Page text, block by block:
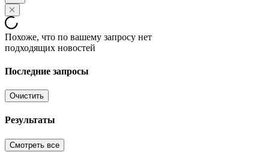
Похоже, что по вашему запросу нет
подходящих новостей
Последние запросы
Очистить
Результаты
Смотреть все